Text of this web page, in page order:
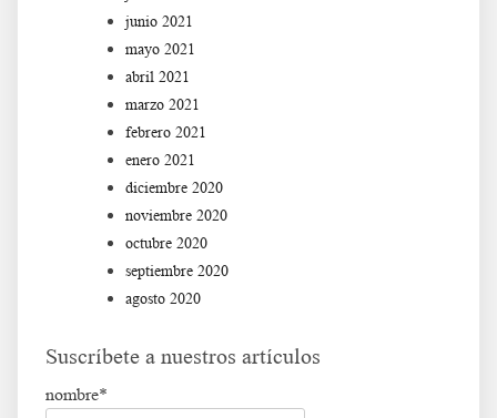
junio 2021
mayo 2021
abril 2021
marzo 2021
febrero 2021
enero 2021
diciembre 2020
noviembre 2020
octubre 2020
septiembre 2020
agosto 2020
Suscríbete a nuestros artículos
nombre*